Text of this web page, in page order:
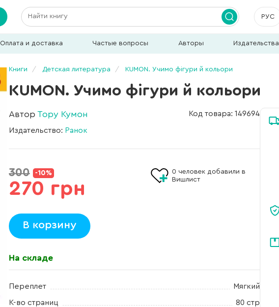
РУС
Оплата и доставка Частые вопросы Авторы Издательства
Книги Детская литература KUMON. Учимо фігури й кольори
KUMON. Учимо фігури й кольори
Автор Тору Кумон
Издательство: Ранок
Код товара: 149694
300 -10%
270 грн
В корзину
0 человек добавили в
Вишлист
На складе
Переплет Мягкий
К-во страниц 80 стр